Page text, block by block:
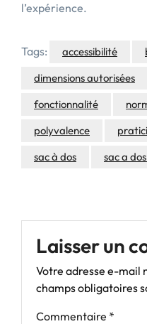
l’expérience.
Tags: accessibilité
dimensions autorisées
fonctionnalité
polyvalence
sac à dos
sac a
Laisser un
Votre adresse e-mail
champs obligatoires
Commentaire *